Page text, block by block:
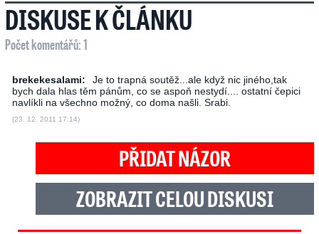
DISKUSE K ČLÁNKU
Počet komentářů: 1
brekekesalami:
Je to trapná soutěž...ale když nic jiného,tak
bych dala hlas těm pánům, co se aspoň nestydí.... ostatní čepici
navlíkli na všechno možný, co doma našli. Srabi.
(23. 12. 2011 17:14)
PŘIDAT NÁZOR
ZOBRAZIT CELOU DISKUSI